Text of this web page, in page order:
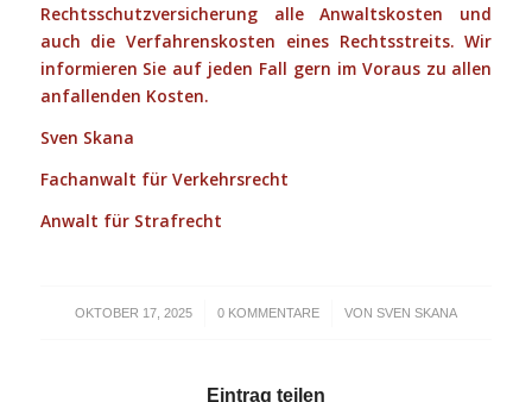
Rechtsschutzversicherung alle Anwaltskosten und
auch die Verfahrenskosten eines Rechtsstreits. Wir
informieren Sie auf jeden Fall gern im Voraus zu allen
anfallenden Kosten.
Sven Skana
Fachanwalt für Verkehrsrecht
Anwalt für Strafrecht
OKTOBER 17, 2025
/ 0 KOMMENTARE
/ VON SVEN SKANA
Eintrag teilen